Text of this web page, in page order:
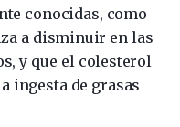
conocidas, como
a disminuir en las
y que el colesterol
ingesta de grasas